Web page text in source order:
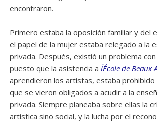
encontraron.
Primero estaba la oposición familiar y del
el papel de la mujer estaba relegado a la
privada. Después, existió un problema
puesto que la asistencia a l´École de Beaux
aprendieron los artistas, estaba prohibido
que se vieron obligados a acudir a la
privada. Siempre planeaba sobre ellas la
artística sino social, y la lucha por el